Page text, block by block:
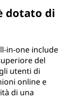
dotato di
in-one include
del
utenti di
online e
di una